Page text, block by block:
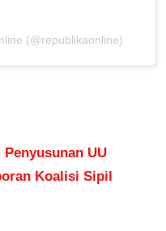
(@republikaonline)
UU
Koalisi Sipil